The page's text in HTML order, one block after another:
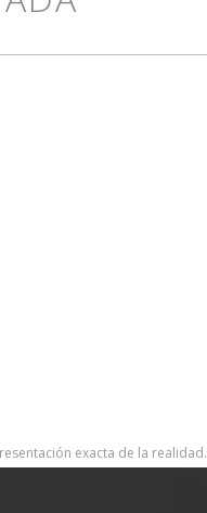
exacta de la realidad.